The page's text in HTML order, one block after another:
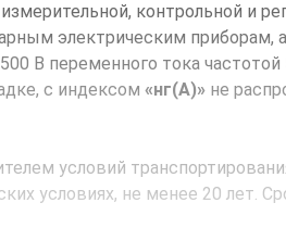
контрольной и
электрическим приборам,
В переменного тока частотой
с индексом «нг(А)» не
условий
условиях, не менее 20 лет.